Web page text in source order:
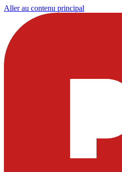
Aller au contenu principal